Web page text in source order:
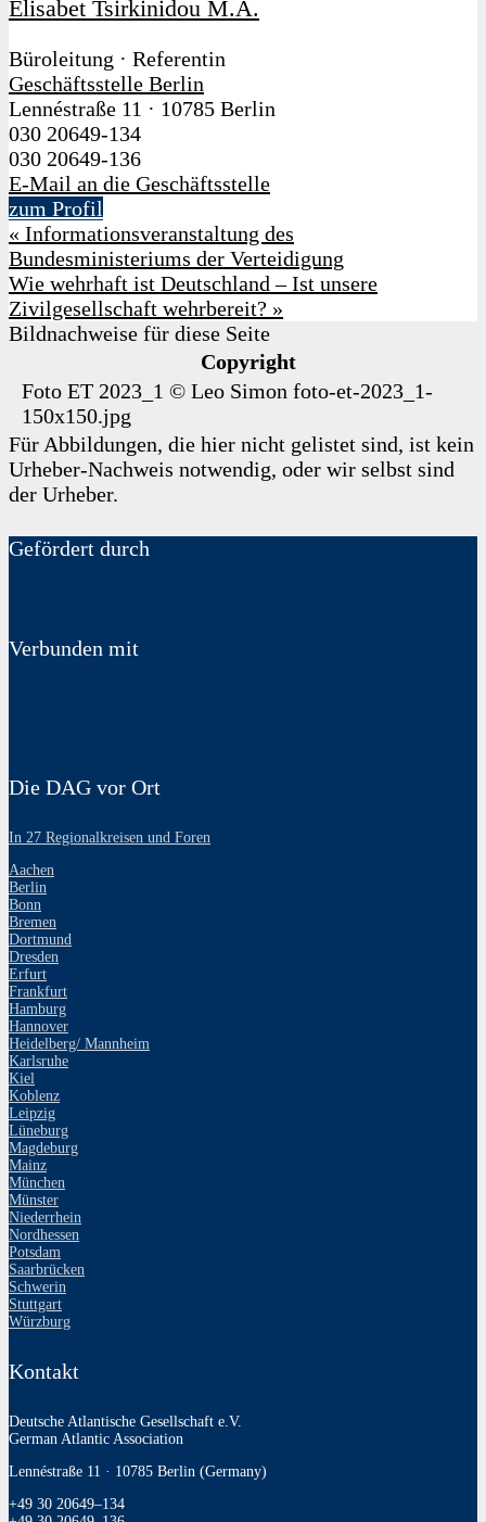
Elisabet Tsirkinidou M.A.
Büroleitung · Referentin
Geschäftsstelle Berlin
Lennéstraße 11 · 10785 Berlin
030 20649-134
030 20649-136
E-Mail an die Geschäftsstelle
zum Profil
« Informationsveranstaltung des
Bundesministeriums der Verteidigung
Wie wehrhaft ist Deutschland – Ist unsere
Zivilgesellschaft wehrbereit? »
Bildnachweise für diese Seite
Copyright
Foto ET 2023_1 © Leo Simon foto-et-2023_1-
150x150.jpg
Für Abbildungen, die hier nicht gelistet sind, ist kein
Urheber-Nachweis notwendig, oder wir selbst sind
der Urheber.
Gefördert durch
Verbunden mit
Die DAG vor Ort
In 27 Regionalkreisen und Foren
Aachen
Berlin
Bonn
Bremen
Dortmund
Dresden
Erfurt
Frankfurt
Hamburg
Hannover
Heidelberg/ Mannheim
Karlsruhe
Kiel
Koblenz
Leipzig
Lüneburg
Magdeburg
Mainz
München
Münster
Niederrhein
Nordhessen
Potsdam
Saarbrücken
Schwerin
Stuttgart
Würzburg
Kontakt
Deutsche Atlantische Gesellschaft e.V.
German Atlantic Association
Lennéstraße 11 · 10785 Berlin (Germany)
+49 30 20649–134